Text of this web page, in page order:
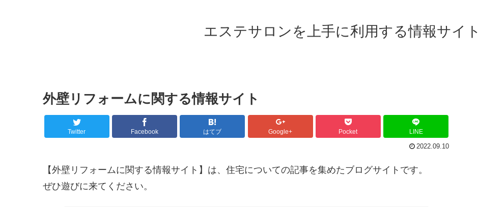
エステサロンを上手に利用する情報サイト
外壁リフォームに関する情報サイト
Twitter Facebook はてブ Google+ Pocket LINE
2022.09.10
【外壁リフォームに関する情報サイト】は、住宅についての記事を集めたブログサイトです。
ぜひ遊びに来てください。